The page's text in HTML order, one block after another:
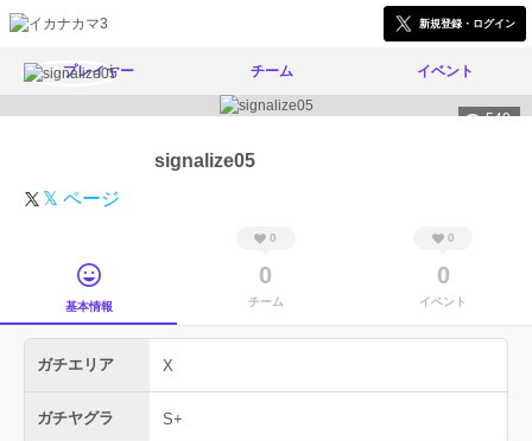
新規登録・ログイン
プレイヤー チーム イベント
549
signalize05
𝕏 ページ
基本情報
0
0
チーム
0
0
イベント
ガチエリア X
ガチヤグラ S+